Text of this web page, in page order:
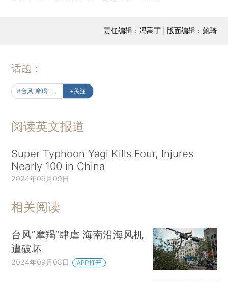
责任编辑：冯禹丁 | 版面编辑：鲍琦
话题：
+关注
阅读英文报道
Super Typhoon Yagi Kills Four, Injures
Nearly 100 in China
2024年09月09日
相关阅读
台风“摩羯”肆虐 海南沿海风机
遭破坏
2024年09月08日 APP打开